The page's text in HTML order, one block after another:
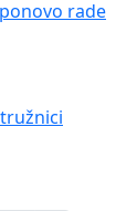
rade